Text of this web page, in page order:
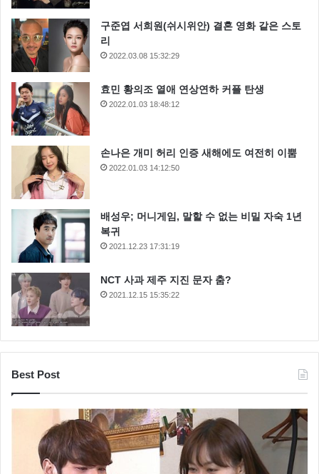
근데 김시온 은 아직 크게 알려지지 않은 신인 배우 인
데요 김시온은 고등학교 3학년 재학 중 어머니 김예령
의 뒤를 이어 배우의 길을 걷기로 결심했다고 합니다.
이후 김시온은 2009년 영화 ‘여고괴담5’에서 조연으로
구준엽 서희원(쉬시위안) 결혼 영화 같은 스토
리
2022.03.08 15:32:29
효민 황의조 열애 연상연하 커플 탄생
2022.01.03 18:48:12
손나은 개미 허리 인증 새해에도 여전히 이뿜
2022.01.03 14:12:50
배성우; 머니게임, 말할 수 없는 비밀 자숙 1년
복귀
2021.12.23 17:31:19
NCT 사과 제주 지진 문자 춤?
2021.12.15 15:35:22
Best Post